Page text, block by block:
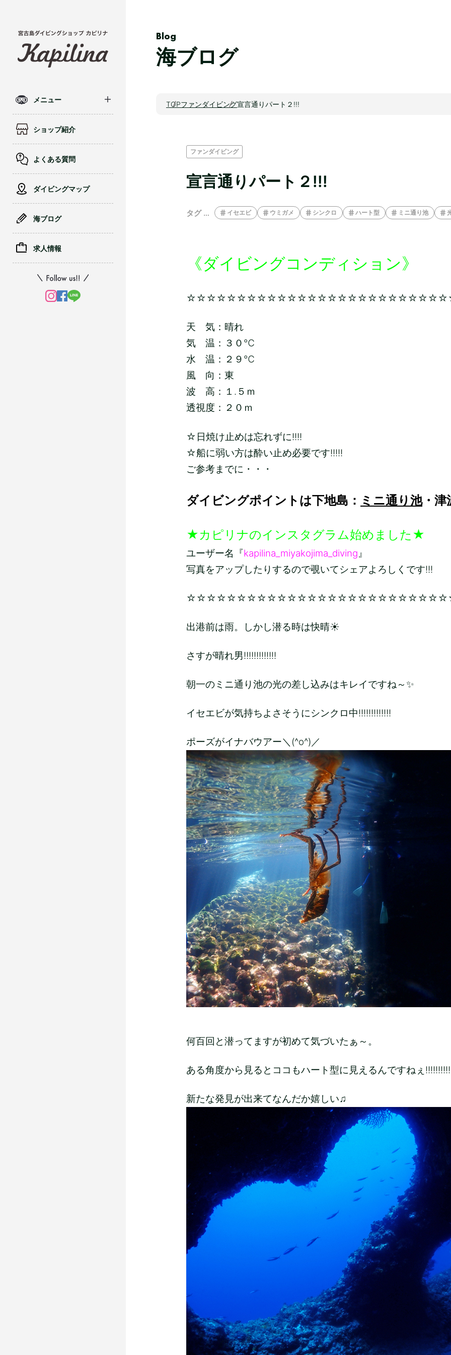
メニュー
ショップ紹介
よくある質問
ダイビングマップ
海ブログ
求人情報
Blog
海ブログ
TOPファンダイビング宣言通りパート２!!!
ファンダイビング
宣言通りパート２!!!
タグ … イセエビ ウミガメ シンクロ ハート型 ミニ通り池
《ダイビングコンディション》
天 気：晴れ
気 温：３０℃
水 温：２９℃
風 向：東
波 高：１.５ｍ
透視度：２０ｍ
☆日焼け止めは忘れずに!!!!
☆船に弱い方は酔い止め必要です!!!!!
ご参考までに・・・
ダイビングポイントは下地島： ミニ通り池・津
★カピリナのインスタグラム始めました★
ユーザー名『kapilina_miyakojima_diving』
写真をアップしたりするので覗いてシェアよろしくです!!!
出港前は雨。しかし潜る時は快晴☀
さすが晴れ男!!!!!!!!!!!!!
朝一のミニ通り池の光の差し込みはキレイですね～✨
イセエビが気持ちよさそうにシンクロ中!!!!!!!!!!!!!
ポーズがイナバウアー＼(^o^)／
何百回と潜ってますが初めて気づいたぁ～。
ある角度から見るとココもハート型に見えるんですねぇ
新たな発見が出来てなんだか嬉しい♫